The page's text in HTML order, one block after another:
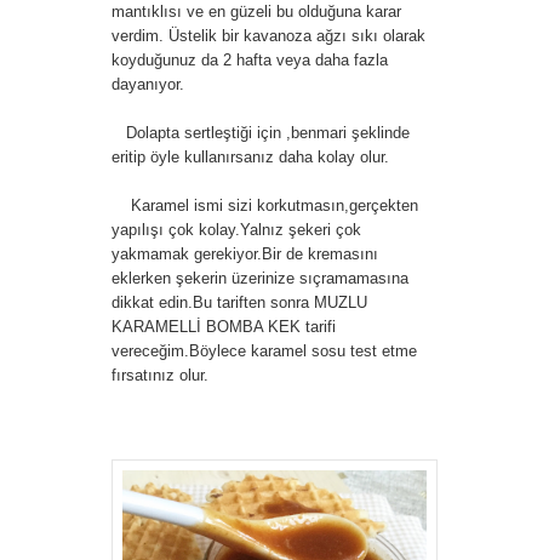
mantıklısı ve en güzeli bu olduğuna karar
verdim. Üstelik bir kavanoza ağzı sıkı olarak
koyduğunuz da 2 hafta veya daha fazla
dayanıyor.
Dolapta sertleştiği için ,benmari şeklinde
eritip öyle kullanırsanız daha kolay olur.
Karamel ismi sizi korkutmasın,gerçekten
yapılışı çok kolay.Yalnız şekeri çok
yakmamak gerekiyor.Bir de kremasını
eklerken şekerin üzerinize sıçramamasına
dikkat edin.Bu tariften sonra MUZLU
KARAMELLİ BOMBA KEK tarifi
vereceğim.Böylece karamel sosu test etme
fırsatınız olur.